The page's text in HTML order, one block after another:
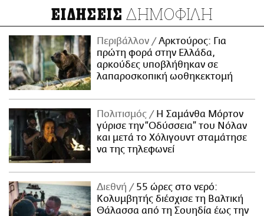
ΕΙΔΗΣΕΙΣ ΔΗΜΟΦΙΛΗ
Περιβάλλον
Αρκτούρος: Για
πρώτη φορά στην Ελλάδα,
αρκούδες υποβλήθηκαν σε
λαπαροσκοπική ωοθηκεκτομή
Πολιτισμός
Η Σαμάνθα Μόρτον
γύρισε την “Οδύσσεια” του Νόλαν
και μετά το Χόλιγουντ σταμάτησε
να της τηλεφωνεί
Διεθνή
55 ώρες στο νερό:
Κολυμβητής διέσχισε τη Βαλτική
Θάλασσα από τη Σουηδία έως την